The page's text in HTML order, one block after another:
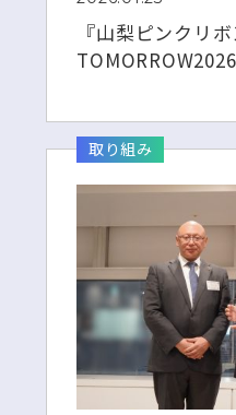
『山梨ピンクリボ
取り組み